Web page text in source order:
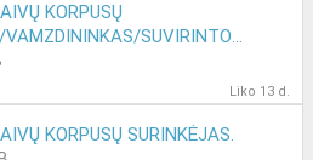
KORPUSŲ
SURINKĖJAS/VAMZDININKAS/SUVIRINTOJAS.
Liko 13 d.
KORPUSŲ SURINKĖJAS.